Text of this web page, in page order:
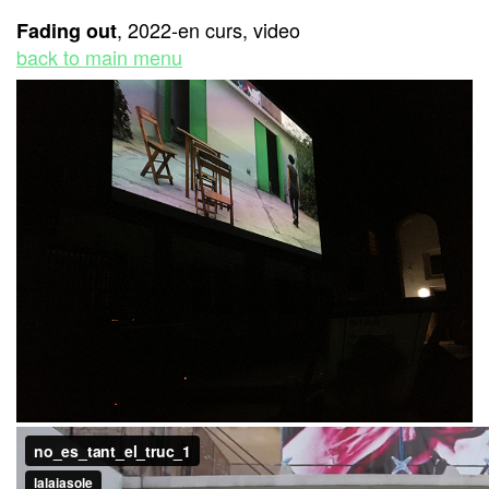
Fading out, 2022-en curs, video
back to main menu